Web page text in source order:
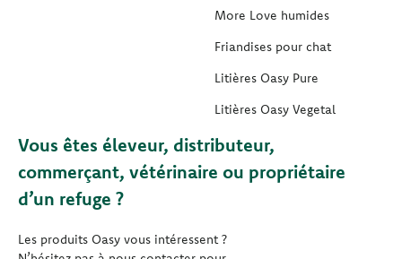
More Love humides
Friandises pour chat
Litières Oasy Pure
Litières Oasy Vegetal
Vous êtes éleveur, distributeur,
commerçant, vétérinaire ou propriétaire
d’un refuge ?
Les produits Oasy vous intéressent ?